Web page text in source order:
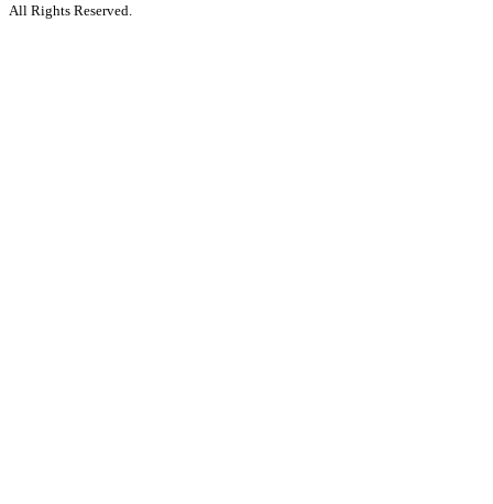
All Rights Reserved.